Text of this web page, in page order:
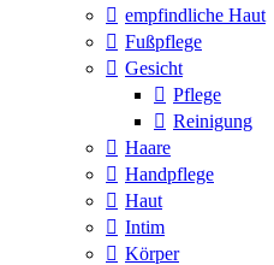
empfindliche Haut
Fußpflege
Gesicht
Pflege
Reinigung
Haare
Handpflege
Haut
Intim
Körper